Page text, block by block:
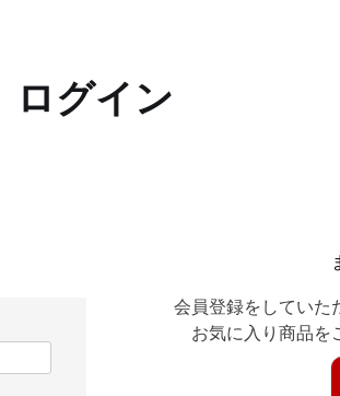
ログイン
会員登録をしていた
お気に入り商品を